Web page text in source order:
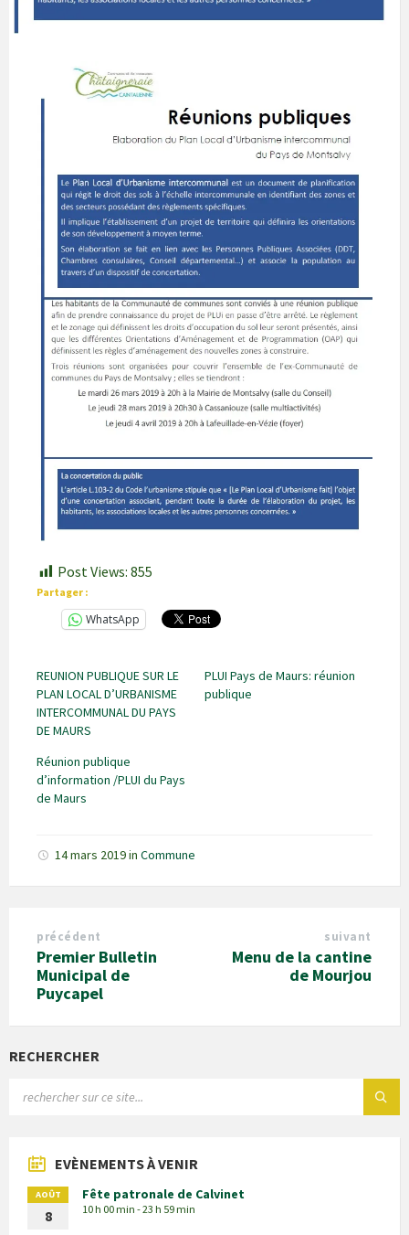
Post Views: 855
Partager :
WhatsApp
REUNION PUBLIQUE SUR LE
PLAN LOCAL D’URBANISME
INTERCOMMUNAL DU PAYS
DE MAURS
PLUI Pays de Maurs: réunion
publique
Réunion publique
d’information /PLUI du Pays
de Maurs
14 mars 2019in Commune
précédent
Premier Bulletin
Municipal de
Puycapel
suivant
Menu de la cantine
de Mourjou
RECHERCHER
EVÈNEMENTS À VENIR
AOÛT
8
Fête patronale de Calvinet
10 h 00 min - 23 h 59 min